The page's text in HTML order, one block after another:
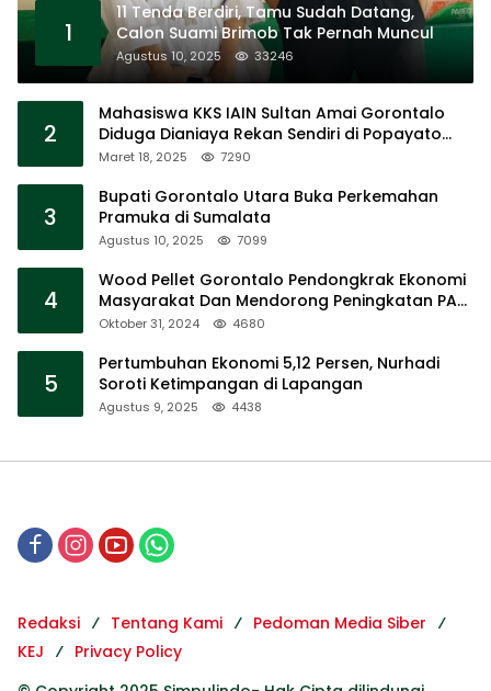
1
11 Tenda Berdiri, Tamu Sudah Datang,
Calon Suami Brimob Tak Pernah Muncul
Agustus 10, 2025 33246
2
Mahasiswa KKS IAIN Sultan Amai Gorontalo
Diduga Dianiaya Rekan Sendiri di Popayato
Barat
Maret 18, 2025 7290
3
Bupati Gorontalo Utara Buka Perkemahan
Pramuka di Sumalata
Agustus 10, 2025 7099
4
Wood Pellet Gorontalo Pendongkrak Ekonomi
Masyarakat Dan Mendorong Peningkatan PAD
Gorontalo
Oktober 31, 2024 4680
5
Pertumbuhan Ekonomi 5,12 Persen, Nurhadi
Soroti Ketimpangan di Lapangan
Agustus 9, 2025 4438
Redaksi Tentang Kami
Pedoman Media Siber
KEJ
Privacy Policy